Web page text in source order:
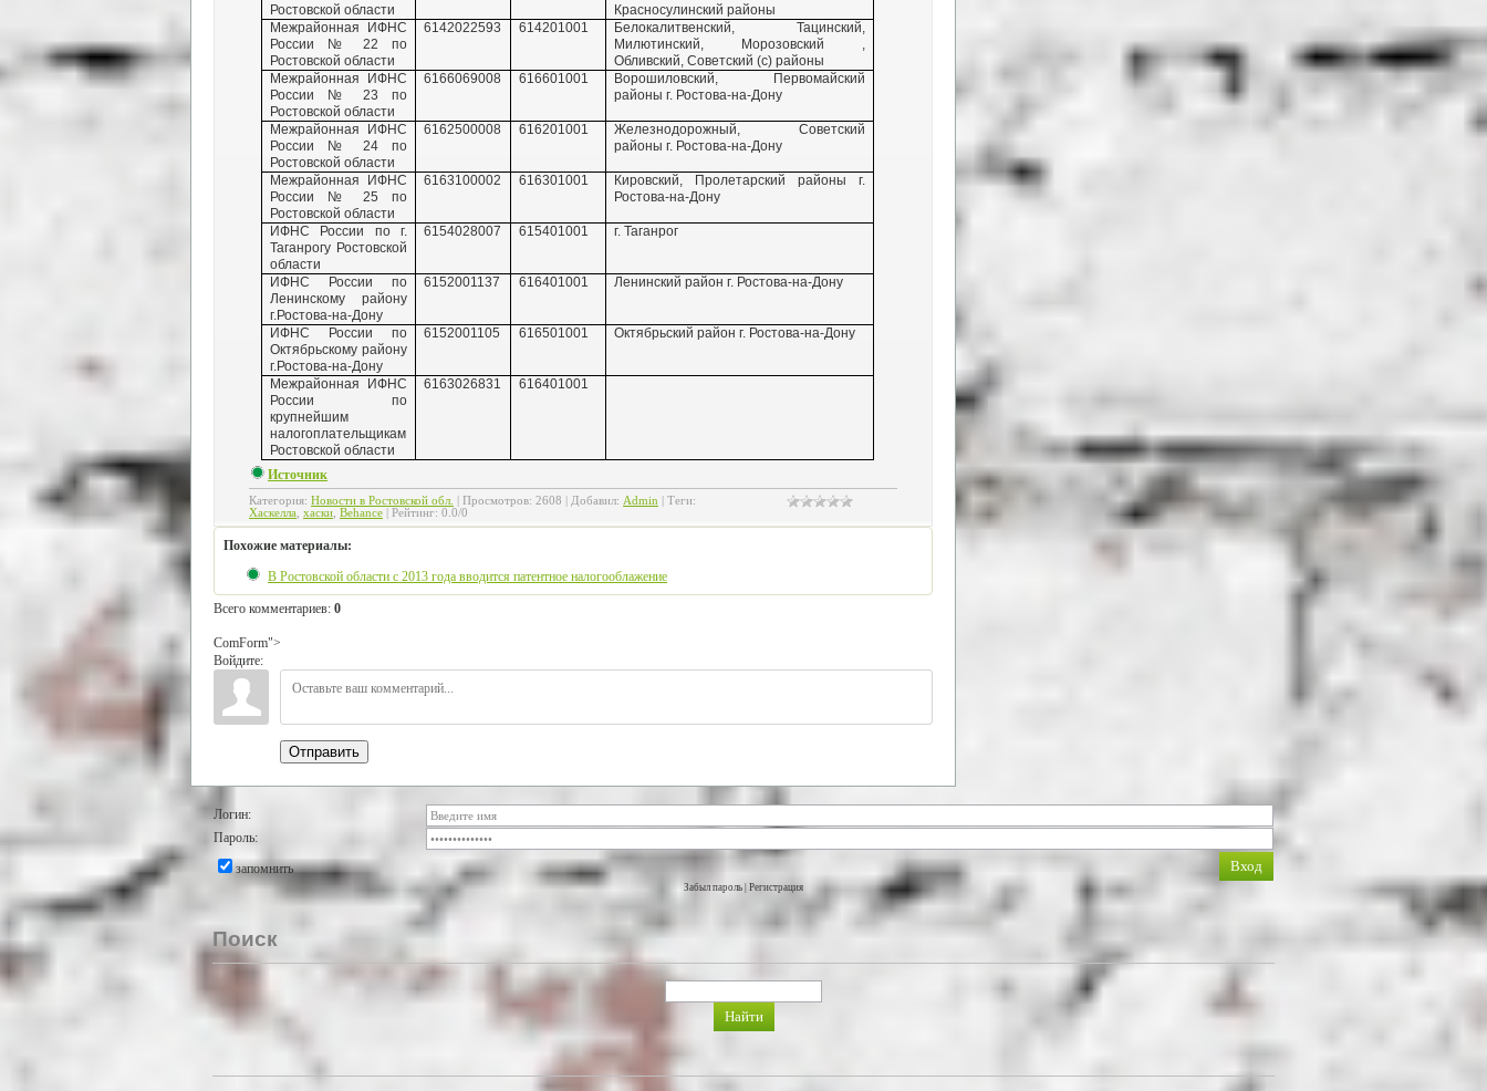
Ростовской области
Красносулинский районы
Межрайонная ИФНС
России № 22 по
Ростовской области
6142022593 614201001 Белокалитвенский, Тацинский,
Милютинский,
Морозовский ,
Обливский,Советский (с) районы
Межрайонная ИФНС
России № 23 по
Ростовской области
6166069008 616601001 Ворошиловский,
Первомайский
районы г. Ростова-на-Дону
Межрайонная ИФНС
России № 24 по
Ростовской области
6162500008 616201001 Железнодорожный, Советский
районы г. Ростова-на-Дону
Межрайонная ИФНС
России № 25 по
Ростовской области
6163100002 616301001 Кировский,
Пролетарский районы г.
Ростова-на-Дону
ИФНС России по г.
Таганрогу Ростовской
области
6154028007 615401001 г. Таганрог
ИФНС России по
Ленинскому району
г.Ростова-на-Дону
6152001137 616401001 Ленинский район г. Ростова-на-Дону
ИФНС России по
Октябрьскому району
г.Ростова-на-Дону
6152001105 616501001 Октябрьский район г. Ростова-на-Дону
Межрайонная ИФНС
России по
крупнейшим
налогоплательщикам
Ростовской области
6163026831 616401001
Источник
Категория: Новости в Ростовской обл. Просмотров: 2608 Добавил: Admin Теги:
Хаскелла хаски Behance Рейтинг: 0.0/0
Похожие материалы:
В Ростовской области с 2013 года вводится патентное налогооблажение
Всего комментариев: 0
ComForm">
Войдите:
Отправить
Логин:
Пароль:
запомнить
Забыл пароль Регистрация
Поиск